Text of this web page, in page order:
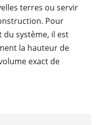
terres ou servir
Pour
système, il est
la hauteur de
exact de